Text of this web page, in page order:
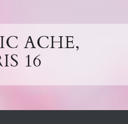
ACHE,
16